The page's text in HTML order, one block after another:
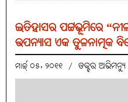
ଇତିହାସର ପଟ୍ଟଭୂମିରେ
ଉପନ୍ୟାସ ଏକ ତୁଳନାତ୍ମକ
ମାର୍ଚ୍ଚ୍ ୦୫, ୨୦୧୧ / ଡକ୍ଟର